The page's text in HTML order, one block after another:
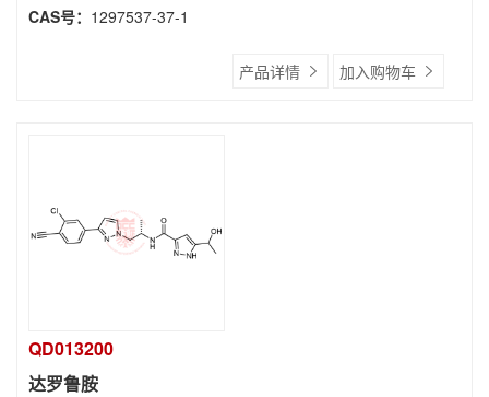
CAS号： 1297537-37-1
产品详情 加入购物车
QD013200
达罗鲁胺